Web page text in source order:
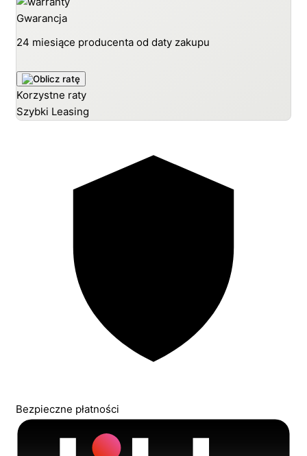
Gwarancja
24 miesiące producenta od daty zakupu
Korzystne raty
Szybki Leasing
Bezpieczne płatności